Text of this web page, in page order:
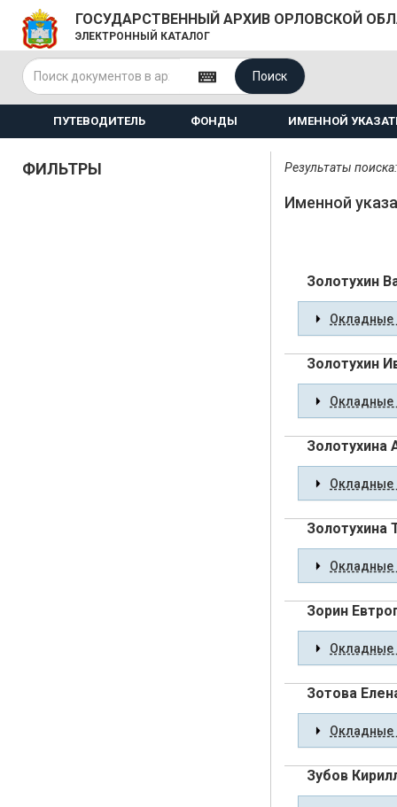
ГОСУДАРСТВЕННЫЙ АРХИВ ОРЛОВСКОЙ
ЭЛЕКТРОННЫЙ КАТАЛОГ
Поиск
ПУТЕВОДИТЕЛЬ ФОНДЫ ИМЕННОЙ
ФИЛЬТРЫ Результаты
Именной
Золотухин
Окладные
Золотухин
Окладные
Золотухина
Окладные
Золотухина
Окладные
Зорин
Окладные
Зотова
Окладные
Зубов